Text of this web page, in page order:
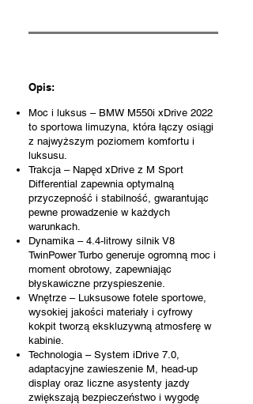
Opis:
Moc i luksus – BMW M550i xDrive 2022
to sportowa limuzyna, która łączy osiągi
z najwyższym poziomem komfortu i
luksusu.
Trakcja – Napęd xDrive z M Sport
Differential zapewnia optymalną
przyczepność i stabilność, gwarantując
pewne prowadzenie w każdych
warunkach.
Dynamika – 4.4-litrowy silnik V8
TwinPower Turbo generuje ogromną moc i
moment obrotowy, zapewniając
błyskawiczne przyspieszenie.
Wnętrze – Luksusowe fotele sportowe,
wysokiej jakości materiały i cyfrowy
kokpit tworzą ekskluzywną atmosferę w
kabinie.
Technologia – System iDrive 7.0,
adaptacyjne zawieszenie M, head-up
display oraz liczne asystenty jazdy
zwiększają bezpieczeństwo i wygodę